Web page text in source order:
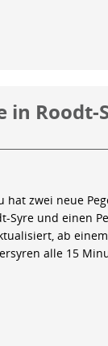
in Roodt-
hat zwei neue
Syre und einen
ab
alle 15